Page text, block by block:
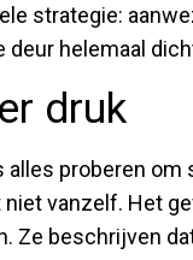
strategie:
deur helemaal
druk
proberen
vanzelf. Het
Ze beschrijven